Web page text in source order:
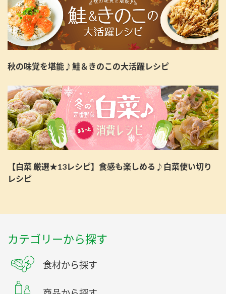
秋の味覚を堪能♪鮭＆きのこの大活躍レシピ
【白菜 厳選★13レシピ】食感も楽しめる♪白菜使い切り
レシピ
カテゴリーから探す
食材から探す